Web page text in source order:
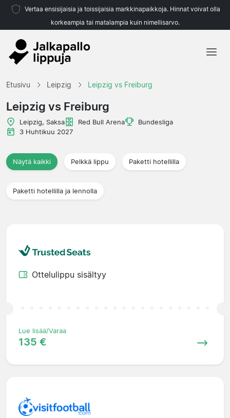
Vertaa ensisijaisia ja toissijaisia markkinapaikkoja. Hinnat voivat olla
korkeampia tai matalampia kuin nimellisarvo.
Liigat
Etusivu Leipzig Leipzig vs Freiburg
Leipzig vs Freiburg
Leipzig, Saksa Red Bull Arena
Bundesliga
3 Huhtikuu 2027
Näytä kaikki Pelkkä lippu Paketti hotellilla
Paketti hotellilla ja lennolla
Ottelulippu sisältyy
Lue lisää/Varaa
135 €